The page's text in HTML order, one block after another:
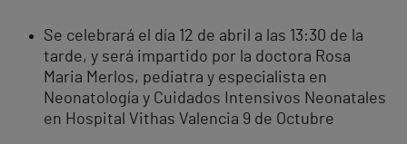
Se celebrará el día 12 de abril a las 13:30 de la
tarde, y será impartido por la doctora Rosa
Maria Merlos, pediatra y especialista en
Neonatología y Cuidados Intensivos Neonatales
en Hospital Vithas Valencia 9 de Octubre